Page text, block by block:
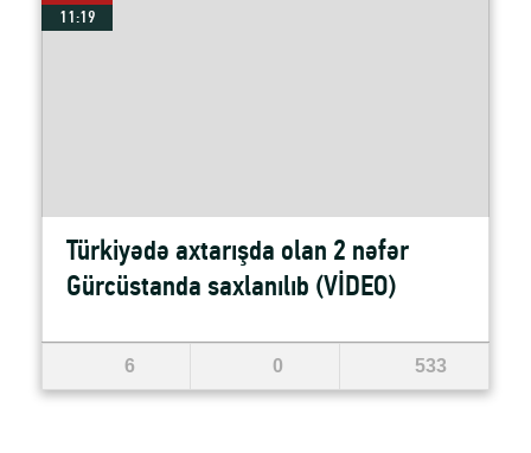
11:19
Türkiyədə axtarışda olan 2 nəfər
Gürcüstanda saxlanılıb (VİDEO)
6 0 533